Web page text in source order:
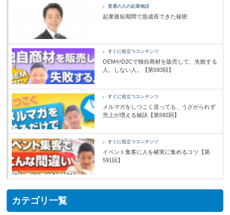
普通の人の起業物語
起業後短期間で急成長できた秘密
すぐに役立つコンテンツ
OEMやD2Cで独自商材を販売して、失敗する
人。しない人。【第593回】
すぐに役立つコンテンツ
メルマガをしつこく送っても、うざがられず
売上が増える秘訣【第592回】
すぐに役立つコンテンツ
イベント集客に人を確実に集めるコツ【第
591回】
カテゴリ一覧